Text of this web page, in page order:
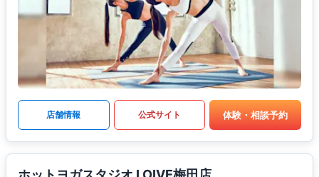
店舗情報 公式サイト 体験・相談予約